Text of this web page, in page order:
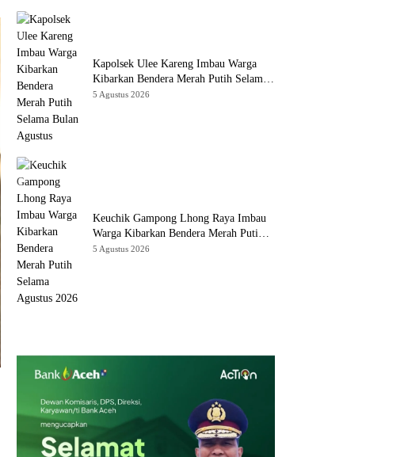
Kapolsek Ulee Kareng Imbau Warga
Kibarkan Bendera Merah Putih Selama
Bulan Agustus
5 Agustus 2026
Keuchik Gampong Lhong Raya Imbau
Warga Kibarkan Bendera Merah Putih
Selama Agustus 2026
5 Agustus 2026